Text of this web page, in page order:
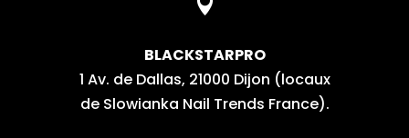
BLACKSTARPRO
1 Av. de Dallas, 21000 Dijon (locaux
de Slowianka Nail Trends France).